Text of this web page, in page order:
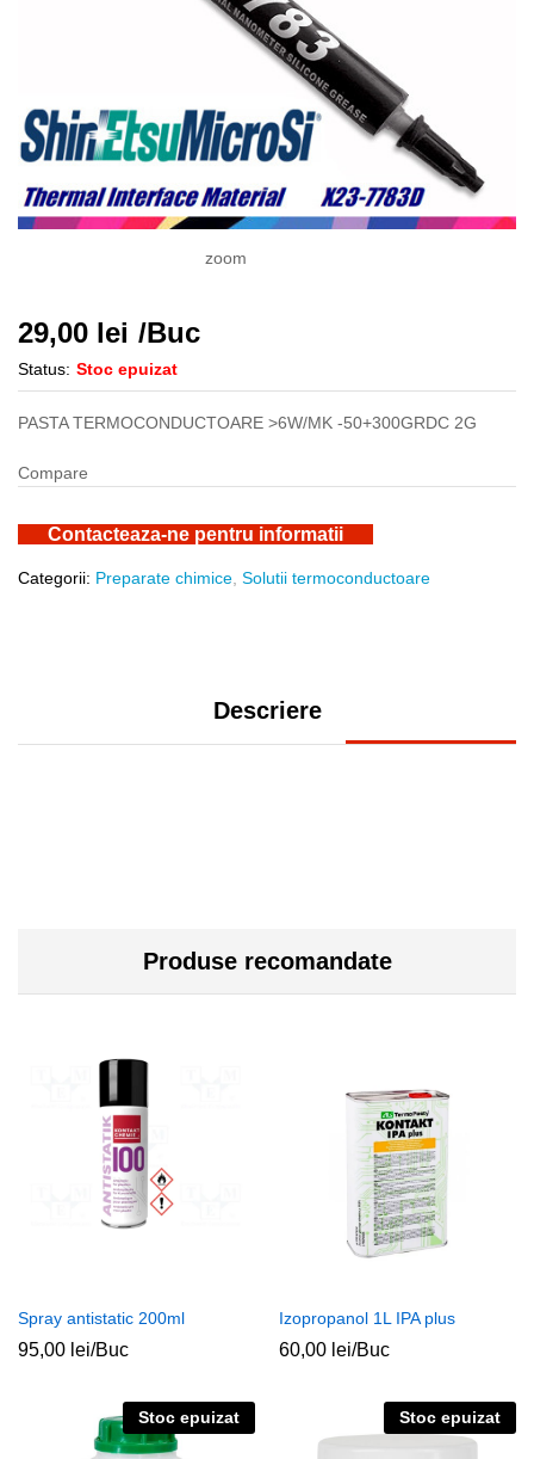
zoom
29,00 lei /Buc
Status: Stoc epuizat
PASTA TERMOCONDUCTOARE >6W/MK -50+300GRDC 2G
Compare
Contacteaza-ne pentru informatii
Categorii: Preparate chimice, Solutii termoconductoare
Descriere
Produse recomandate
Spray antistatic 200ml
95,00 lei/Buc
Izopropanol 1L IPA plus
60,00 lei/Buc
Stoc epuizat Stoc epuizat